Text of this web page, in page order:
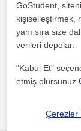
Konya Selçuk
Formasyonum
1. ders ücretsiz
GoStudent,
kişiselleştirmek,
yanı sıra size
verileri depolar.
"Kabul Et"
etmiş olursunuz
Çerezler